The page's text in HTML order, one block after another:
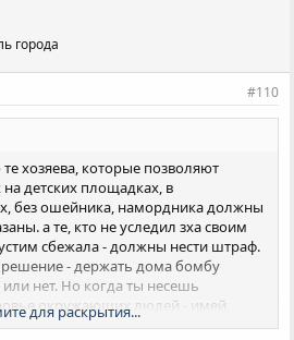
города
#110
хозяева, которые позволяют
детских площадках, в
без ошейника, намордника должны
а те, кто не уследил зха своим
сбежала - должны нести штраф.
- держать дома бомбу
нет. Но когда ты несешь
окружающих людей - имей
для раскрытия...